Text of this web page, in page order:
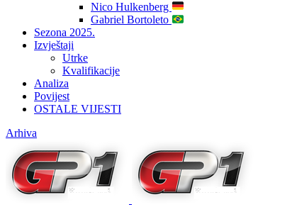
Nico Hulkenberg
Gabriel Bortoleto
Sezona 2025.
Izvještaji
Utrke
Kvalifikacije
Analiza
Povijest
OSTALE VIJESTI
Arhiva